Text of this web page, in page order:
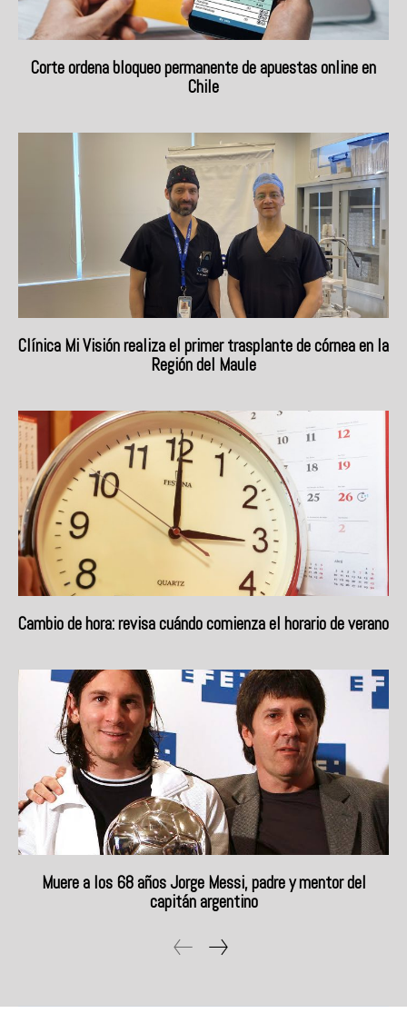
Corte ordena bloqueo permanente de apuestas online en
Chile
Clínica Mi Visión realiza el primer trasplante de córnea en la
Región del Maule
Cambio de hora: revisa cuándo comienza el horario de verano
Muere a los 68 años Jorge Messi, padre y mentor del
capitán argentino